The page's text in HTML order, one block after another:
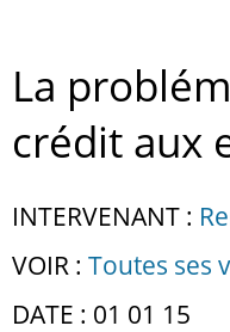
La
crédit aux
INTERVENANT :
VOIR : Toutes ses
DATE : 01 01 15